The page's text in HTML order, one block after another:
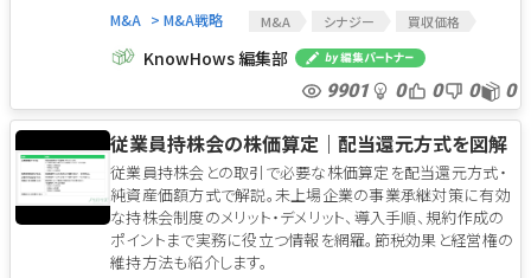
M&A > M&A戦略 M&A シナジー 買収価格
KnowHows 編集部
9901 0 0 0 0
従業員持株会の株価算定｜配当還元方式を図解
従業員持株会との取引で必要な株価算定を配当還元方式・
純資産価額方式で解説。未上場企業の事業承継対策に有効
な持株会制度のメリット・デメリット、導入手順、規約作成の
ポイントまで実務に役立つ情報を網羅。節税効果と経営権の
維持方法も紹介します。